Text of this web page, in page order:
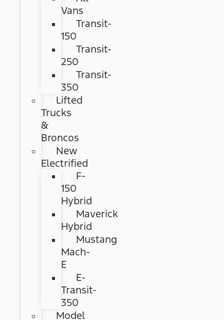
Vans
Transit-
150
Transit-
250
Transit-
350
Lifted
Trucks
&
Broncos
New
Electrified
F-
150
Hybrid
Maverick
Hybrid
Mustang
Mach-
E
E-
Transit-
350
Model